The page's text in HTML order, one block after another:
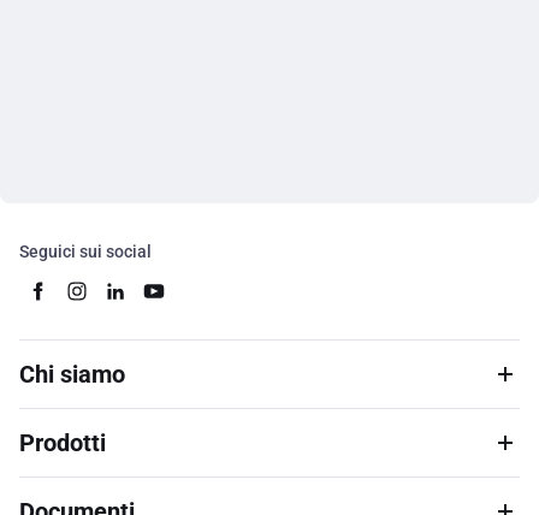
Seguici sui social
Chi siamo
Prodotti